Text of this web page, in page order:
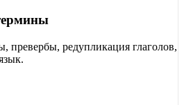
превербы, редупликация глаголов,